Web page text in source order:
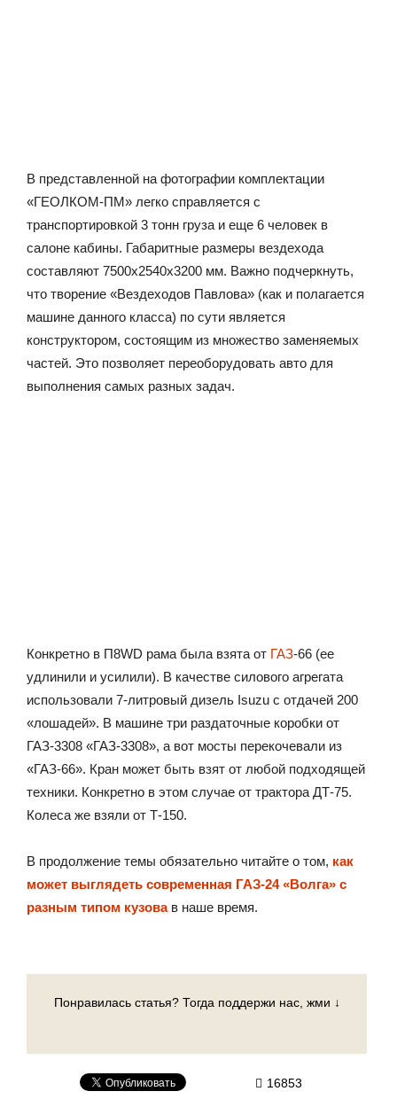
В представленной на фотографии комплектации
«ГЕОЛКОМ-ПМ» легко справляется с
транспортировкой 3 тонн груза и еще 6 человек в
салоне кабины. Габаритные размеры вездехода
составляют 7500х2540х3200 мм. Важно подчеркнуть,
что творение «Вездеходов Павлова» (как и полагается
машине данного класса) по сути является
конструктором, состоящим из множество заменяемых
частей. Это позволяет переоборудовать авто для
выполнения самых разных задач.
Конкретно в П8WD рама была взята от ГАЗ-66 (ее
удлинили и усилили). В качестве силового агрегата
использовали 7-литровый дизель Isuzu с отдачей 200
«лошадей». В машине три раздаточные коробки от
ГАЗ-3308 «ГАЗ-3308», а вот мосты перекочевали из
«ГАЗ-66». Кран может быть взят от любой подходящей
техники. Конкретно в этом случае от трактора ДТ-75.
Колеса же взяли от Т-150.
В продолжение темы обязательно читайте о том, как
может выглядеть современная ГАЗ-24 «Волга» с
разным типом кузовав наше время.
Понравилась статья? Тогда поддержи нас, жми ↓
16853